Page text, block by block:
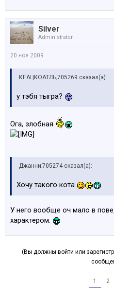
Silver
Administrator
20 ноя 2009
КЕАЦКОАТЛЬ;705269 сказал(а):
у тэбя тыгра?
Ога, злобная
Джанни;705274 сказал(а):
Хочу такого кота
У него вообще оч мало в
характером.
(Вы должны войти или
1 2